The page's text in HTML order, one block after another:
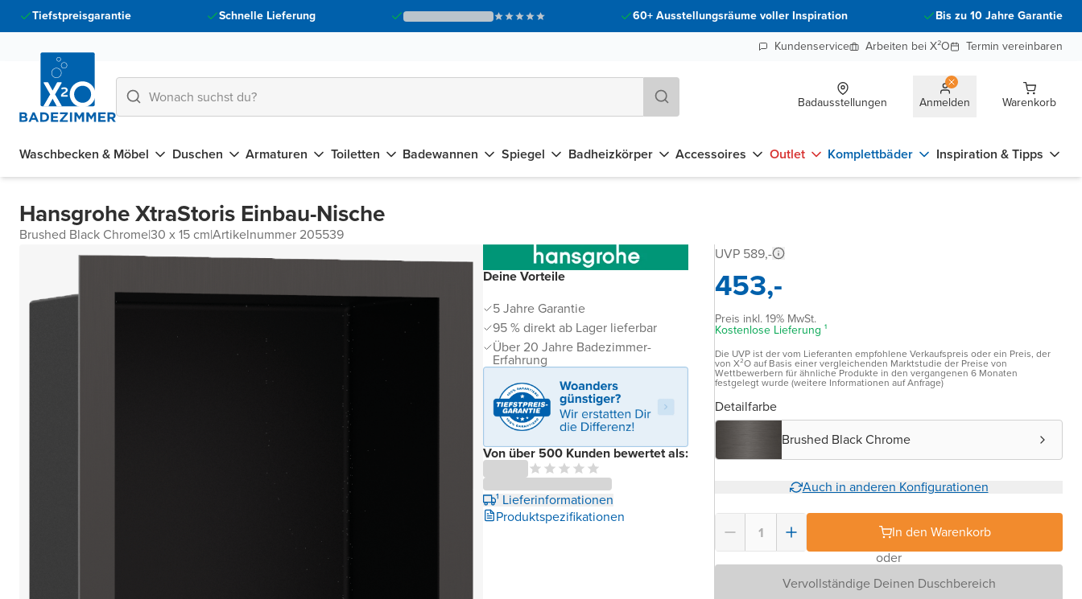
Tiefstpreisgarantie Schnelle Lieferung 60+ Ausstellungsräume voller Inspiration
Bis zu 10 Jahre Garantie
Kundenservice
Arbeiten bei X²O Termin vereinbaren
Badausstellungen Anmelden Warenkorb
Waschbecken & Möbel Duschen Armaturen Toiletten Badewannen Spiegel Badheizkörper Accessoires Outlet Komplettbäder Inspiration & Tipps
Hansgrohe XtraStoris Einbau-Nische
Brushed Black Chrome|30 x 15 cm|Artikelnummer 205539
Deine Vorteile
5 Jahre Garantie
95 % direkt ab Lager lieferbar
Über 20 Jahre Badezimmer-
Erfahrung
Von über 500 Kunden bewertet als:
¹ Lieferinformationen
Produktspezifikationen
UVP 589,-
453,-
Preis inkl. 19% MwSt.
Kostenlose Lieferung ¹
Die UVP ist der vom Lieferanten empfohlene Verkaufspreis oder ein Preis, der
von X²O auf Basis einer vergleichenden Marktstudie der Preise von
Wettbewerbern für ähnliche Produkte in den vergangenen 6 Monaten
festgelegt wurde (weitere Informationen auf Anfrage)
Detailfarbe
Brushed Black Chrome
Auch in anderen Konfigurationen
In den Warenkorb
oder
Vervollständige Deinen Duschbereich